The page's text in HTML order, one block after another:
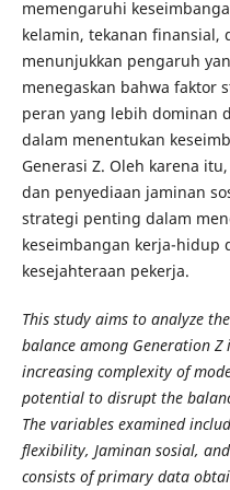
memengaruhi
kelamin, tekanan finansial,
menunjukkan pengaruh
menegaskan bahwa faktor
peran yang lebih dominan
dalam menentukan
Generasi Z. Oleh karena
dan penyediaan jaminan
strategi penting dalam
keseimbangan kerja-hidup
kesejahteraan pekerja.
This study aims to analyze
balance among Generation
increasing complexity of
potential to disrupt the
The variables examined
flexibility, Jaminan sosial,
consists of primary data